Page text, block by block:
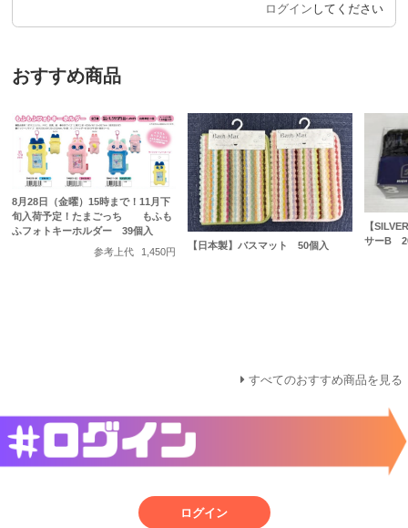
ログイン してください
おすすめ商品
8月28日（金曜）15時まで！11月下
旬入荷予定！たまごっち もふも
ふフォトキーホルダー 39個入
参考上代
1,450円
【日本製】バスマット 50個入
【
サーB
すべてのおすすめ商品を見る
ログイン